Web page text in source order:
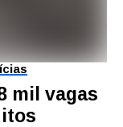
mil vagas